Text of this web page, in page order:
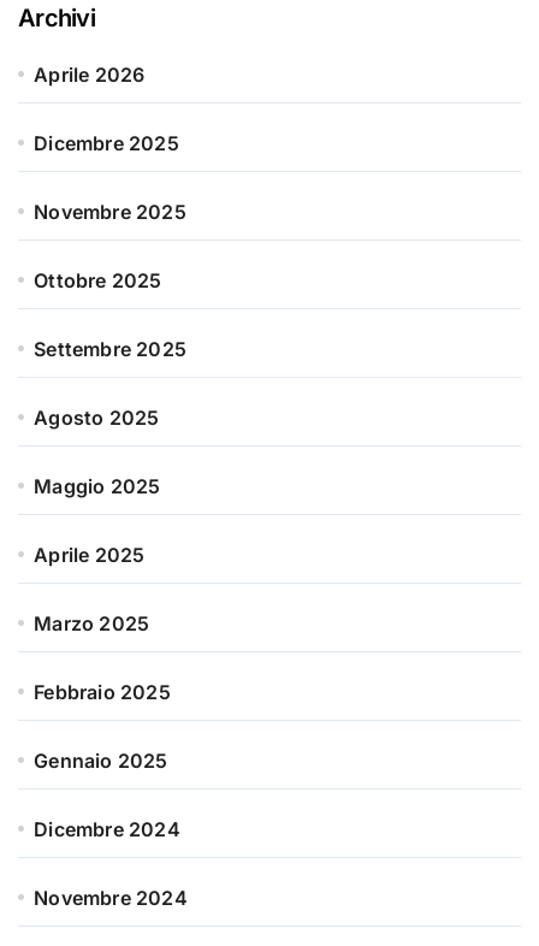
Archivi
Aprile 2026
Dicembre 2025
Novembre 2025
Ottobre 2025
Settembre 2025
Agosto 2025
Maggio 2025
Aprile 2025
Marzo 2025
Febbraio 2025
Gennaio 2025
Dicembre 2024
Novembre 2024